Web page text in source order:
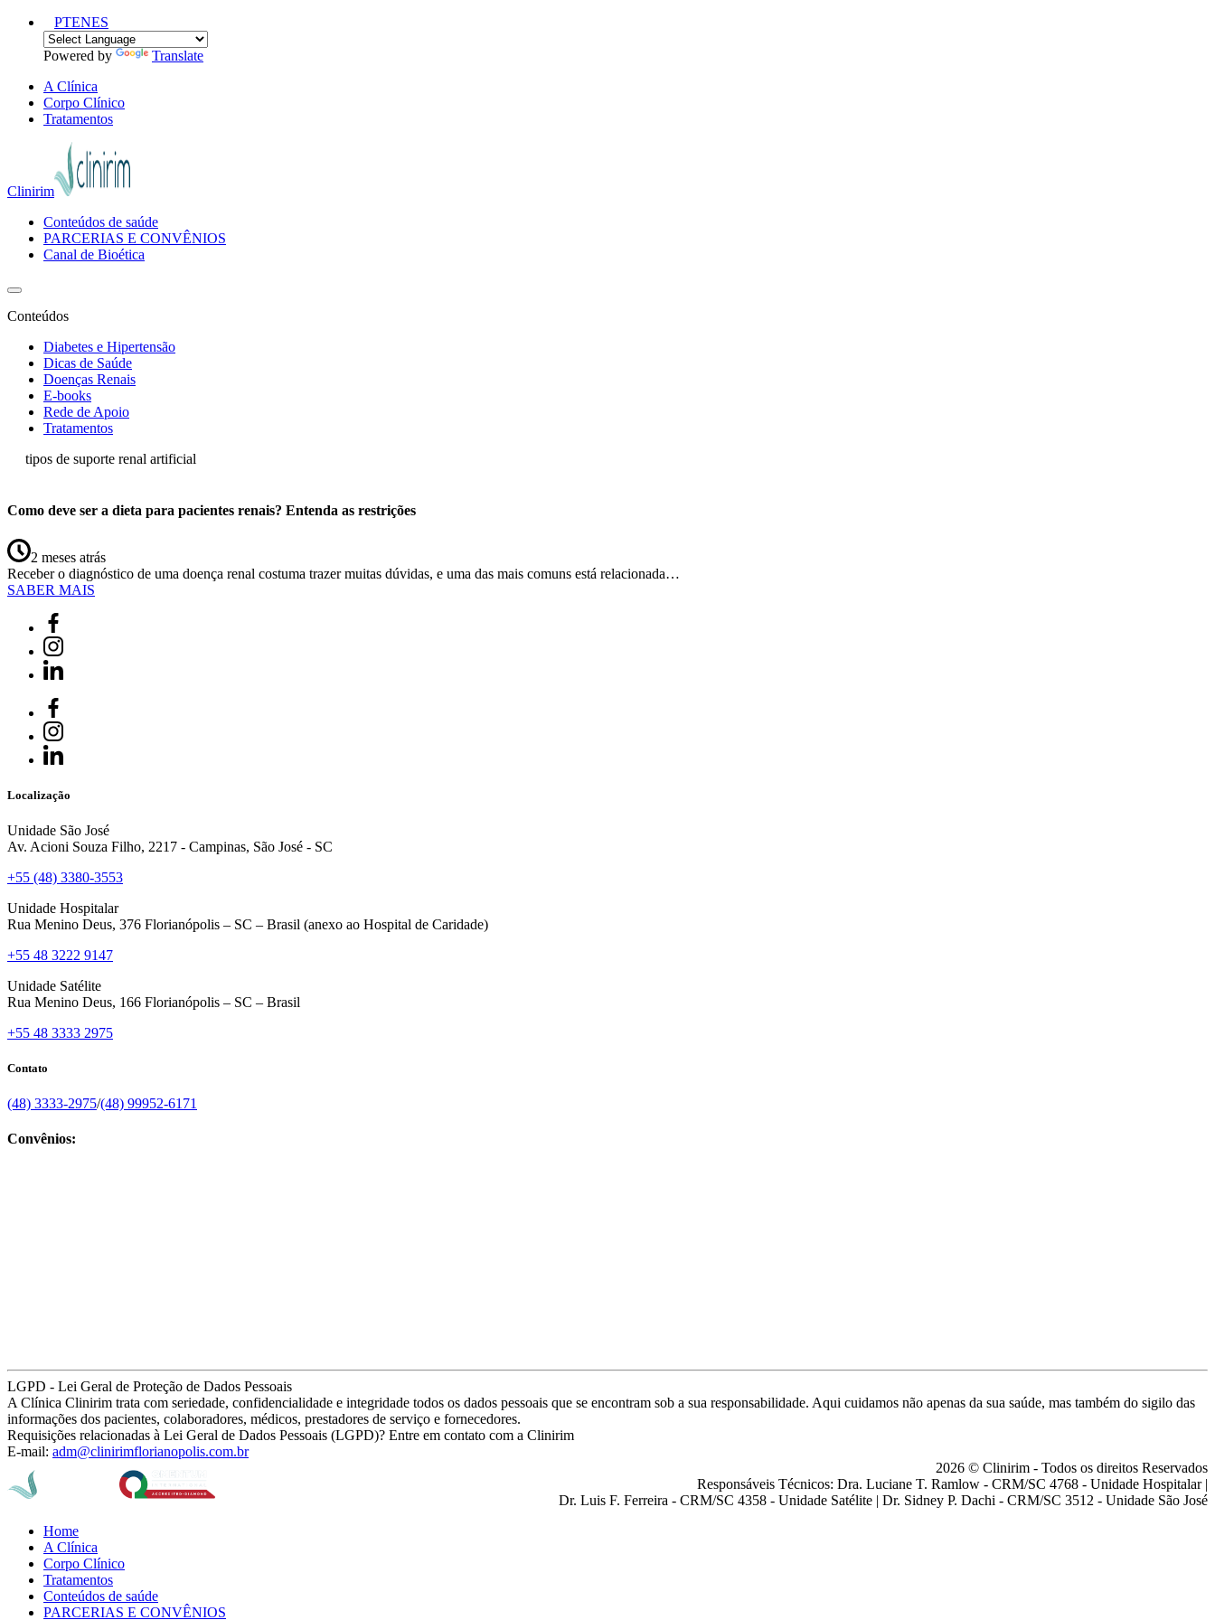
PTENES
Powered by
Translate
A Clínica
Corpo Clínico
Tratamentos
Clinirim
Conteúdos de saúde
PARCERIAS E CONVÊNIOS
Canal de Bioética
Conteúdos
Diabetes e Hipertensão
Dicas de Saúde
Doenças Renais
E-books
Rede de Apoio
Tratamentos
tipos de suporte renal artificial
Como deve ser a dieta para pacientes renais? Entenda as restrições
2 meses atrás
Receber o diagnóstico de uma doença renal costuma trazer muitas dúvidas, e uma das mais comuns está relacionada…
SABER MAIS
Localização
Unidade São José
Av. Acioni Souza Filho, 2217 - Campinas, São José - SC
+55 (48) 3380-3553
Unidade Hospitalar
Rua Menino Deus, 376 Florianópolis – SC – Brasil (anexo ao Hospital de Caridade)
+55 48 3222 9147
Unidade Satélite
Rua Menino Deus, 166 Florianópolis – SC – Brasil
+55 48 3333 2975
Contato
(48) 3333-2975/(48) 99952-6171
Convênios:
LGPD - Lei Geral de Proteção de Dados Pessoais
A Clínica Clinirim trata com seriedade, confidencialidade e integridade todos os dados pessoais que se encontram sob a sua responsabilidade. Aqui cuidamos não apenas da sua saúde, mas também do sigilo das
informações dos pacientes, colaboradores, médicos, prestadores de serviço e fornecedores.
Requisições relacionadas à Lei Geral de Dados Pessoais (LGPD)? Entre em contato com a Clinirim
E-mail: adm@clinirimflorianopolis.com.br
2026 © Clinirim - Todos os direitos Reservados
Responsáveis Técnicos: Dra. Luciane T. Ramlow - CRM/SC 4768 - Unidade Hospitalar |
Dr. Luis F. Ferreira - CRM/SC 4358 - Unidade Satélite | Dr. Sidney P. Dachi - CRM/SC 3512 - Unidade São José
Home
A Clínica
Corpo Clínico
Tratamentos
Conteúdos de saúde
PARCERIAS E CONVÊNIOS